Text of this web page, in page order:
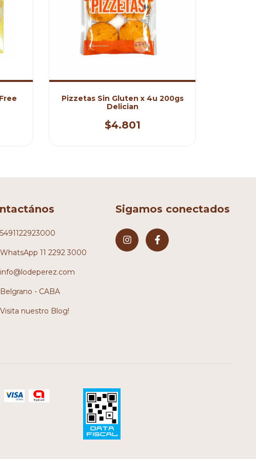
Pizzetas Sin Gluten x 4u 200gs
Delician
$4.801
5491122923000
WhatsApp 11 2292 3000
info@lodeperez.com
Belgrano - CABA
Visita nuestro Blog!
Sigamos conectados